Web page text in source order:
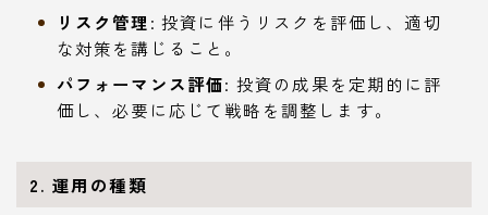
リスク管理 : 投資に伴うリスクを評価し、適切
な対策を講じること。
パフォーマンス評価: 投資の成果を定期的に評
価し、必要に応じて戦略を調整します。
2. 運用の種類